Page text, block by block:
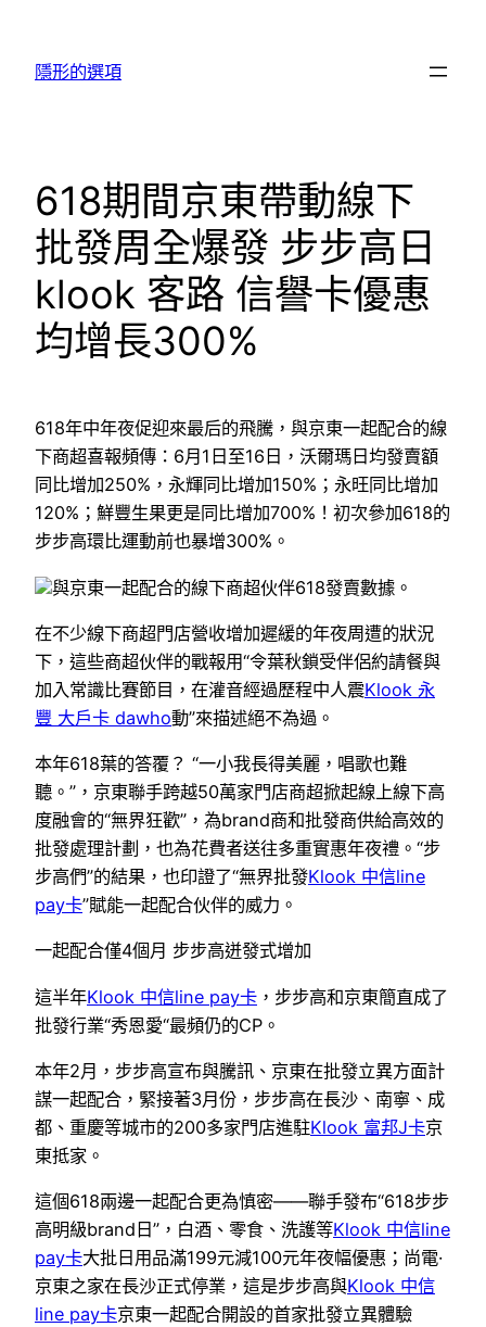
隱形的選項
618期間京東帶動線下
批發周全爆發 步步高日
klook 客路 信譽卡優惠
均增長300%
618年中年夜促迎來最后的飛騰，與京東一起配合的線
下商超喜報頻傳：6月1日至16日，沃爾瑪日均發賣額
同比增加250%，永輝同比增加150%；永旺同比增加
120%；鮮豐生果更是同比增加700%！初次參加618的
步步高環比運動前也暴增300%。
與京東一起配合的線下商超伙伴618發賣數據。
在不少線下商超門店營收增加遲緩的年夜周遭的狀況
下，這些商超伙伴的戰報用“令葉秋鎖受伴侶約請餐與
加入常識比賽節目，在灌音經過歷程中人震Klook 永
豐 大戶卡 dawho動”來描述絕不為過。
本年618葉的答覆？ “一小我長得美麗，唱歌也難
聽。”，京東聯手跨越50萬家門店商超掀起線上線下高
度融會的“無界狂歡”，為brand商和批發商供給高效的
批發處理計劃，也為花費者送往多重實惠年夜禮。“步
步高們”的結果，也印證了“無界批發Klook 中信line
pay卡”賦能一起配合伙伴的威力。
一起配合僅4個月 步步高迸發式增加
這半年Klook 中信line pay卡 ，步步高和京東簡直成了
批發行業“秀恩愛“最頻仍的CP。
本年2月，步步高宣布與騰訊、京東在批發立異方面計
謀一起配合，緊接著3月份，步步高在長沙、南寧、成
都、重慶等城市的200多家門店進駐Klook 富邦J卡京
東抵家。
這個618兩邊一起配合更為慎密——聯手發布“618步步
高明級brand日”，白酒、零食、洗護等Klook 中信line
pay卡大批日用品滿199元減100元年夜幅優惠；尚電·
京東之家在長沙正式停業，這是步步高與Klook 中信
line pay卡京東一起配合開設的首家批發立異體驗